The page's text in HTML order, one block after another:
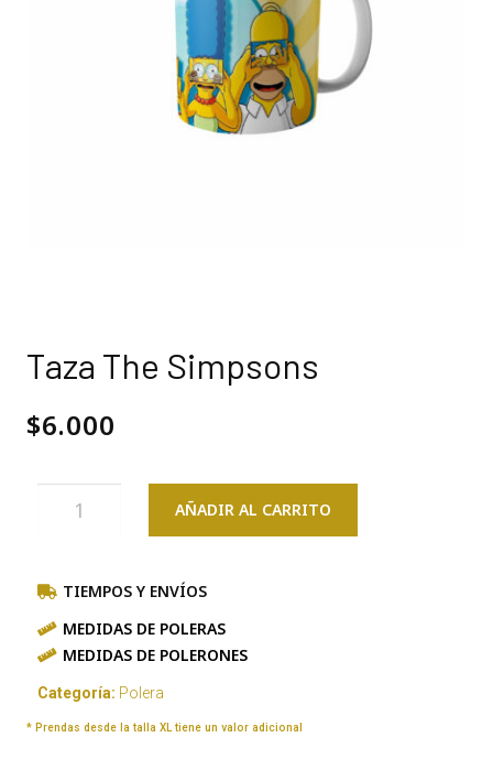
Taza The Simpsons
$6.000
AÑADIR AL CARRITO
TIEMPOS Y ENVÍOS
MEDIDAS DE POLERAS
MEDIDAS DE POLERONES
Categoría: Polera
* Prendas desde la talla XL tiene un valor adicional